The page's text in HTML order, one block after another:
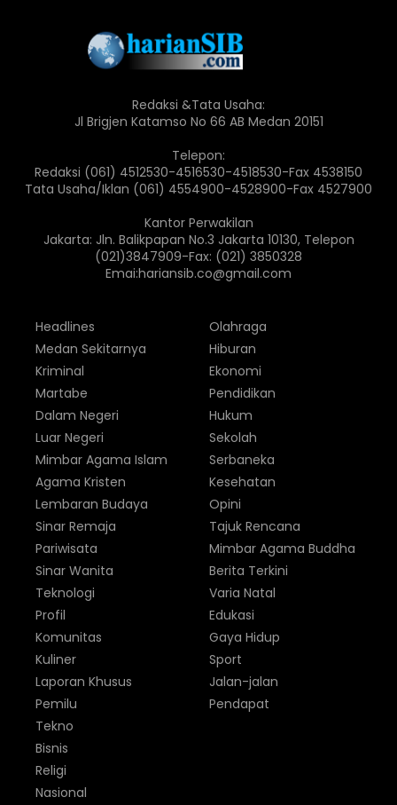
Redaksi &Tata Usaha:
Jl Brigjen Katamso No 66 AB Medan 20151
Telepon:
Redaksi (061) 4512530-4516530-4518530-Fax 4538150
Tata Usaha/Iklan (061) 4554900-4528900-Fax 4527900
Kantor Perwakilan
Jakarta: Jln. Balikpapan No.3 Jakarta 10130, Telepon
(021)3847909-Fax: (021) 3850328
Emai:hariansib.co@gmail.com
Headlines
Medan Sekitarnya
Kriminal
Martabe
Dalam Negeri
Luar Negeri
Olahraga
Hiburan
Ekonomi
Pendidikan
Hukum
Sekolah
Mimbar Agama Islam
Agama Kristen
Lembaran Budaya
Sinar Remaja
Pariwisata
Sinar Wanita
Serbaneka
Kesehatan
Opini
Tajuk Rencana
Mimbar Agama Buddha
Berita Terkini
Teknologi
Profil
Komunitas
Kuliner
Laporan Khusus
Pemilu
Varia Natal
Edukasi
Gaya Hidup
Sport
Jalan-jalan
Pendapat
Tekno
Bisnis
Religi
Nasional